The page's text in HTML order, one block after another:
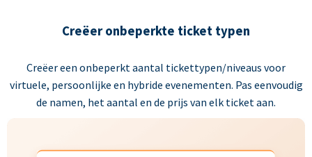
Creëer onbeperkte ticket typen
Creëer een onbeperkt aantal tickettypen/niveaus voor
virtuele, persoonlijke en hybride evenementen. Pas eenvoudig
de namen, het aantal en de prijs van elk ticket aan.